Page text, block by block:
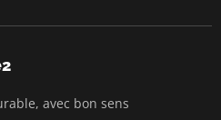
avec bon sens